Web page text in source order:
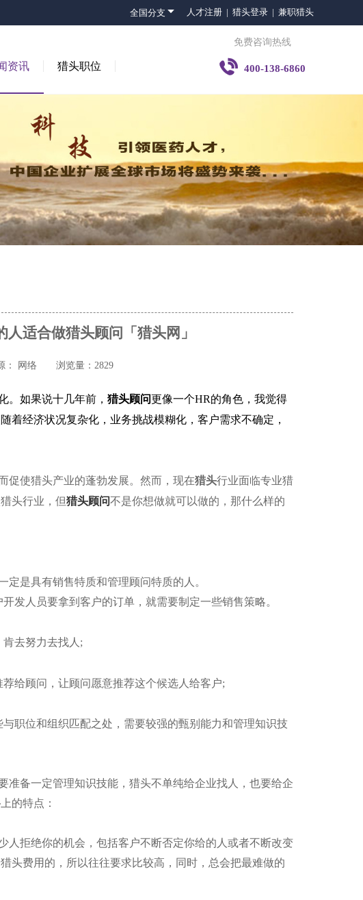
全国分支  人才注册 | 猎头登录 | 兼职猎头
资讯 猎头职位
免费咨询热线
 400-138-6860
适合做猎头顾问「猎头网」
： 网络 浏览量：2829
。如果说十几年前， 猎头顾问更像一个HR的角色，我觉得
着经济状况复杂化，业务挑战模糊化，客户需求不确定，
促使猎头产业的蓬勃发展。然而，现在猎头行业面临专业猎
头行业，但猎头顾问不是你想做就可以做的，那什么样的
是具有销售特质和管理顾问特质的人。
发人员要拿到客户的订单，就需要制定一些销售策略。
去努力去找人 ;
给顾问，让顾问愿意推荐这个候选人给客户;
职位和组织匹配之处，需要较强的甄别能力和管理知识技
备一定管理知识技能，猎头不单纯给企业找人，也要给企
上的特点：
人拒绝你的机会，包括客户不断否定你给的人或者不断改变
头费用的，所以往往要求比较高，同时，总会把最难做的